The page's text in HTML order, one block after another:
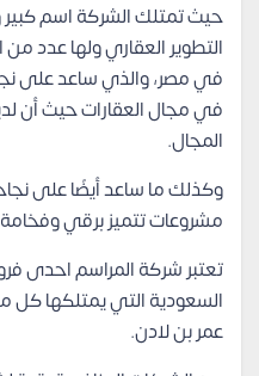
حيث تمتلك الشركة اسم
التطوير العقاري ولها عدد
في مصر، والذي ساعد على
المجال.
وكذلك ما ساعد أيضًا على
مشروعات تتميز برقي
تعتبر شركة المراسم احدى
السعودية التي يمتلكها كل
عمر بن لادن.